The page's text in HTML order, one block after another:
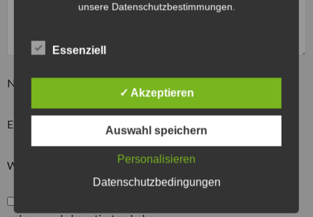
Name*
E-Mail-Adresse
Website
unsere Datenschutzbestimmungen.
Essenziell
✓ Akzeptieren
Auswahl speichern
Personalisieren
Datenschutzbedingungen